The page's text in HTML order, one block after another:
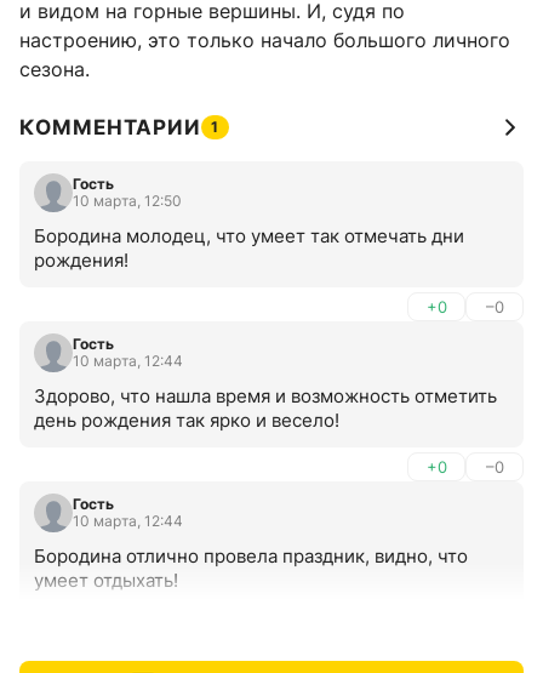
и видом на горные вершины. И, судя по
настроению, это только начало большого личного
сезона.
КОММЕНТАРИИ 1
Гость
10 марта, 12:50
Бородина молодец, что умеет так отмечать дни
рождения!
+0 –0
Гость
10 марта, 12:44
Здорово, что нашла время и возможность отметить
день рождения так ярко и весело!
+0 –0
Гость
10 марта, 12:44
Бородина отлично провела праздник, видно, что
умеет отдыхать!